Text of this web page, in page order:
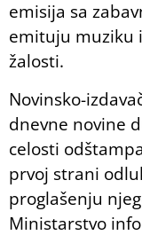
emisija sa
emituju muziku
žalosti.
Novinsko-
dnevne novine
celosti
prvoj strani
proglašenju
Ministarstvo